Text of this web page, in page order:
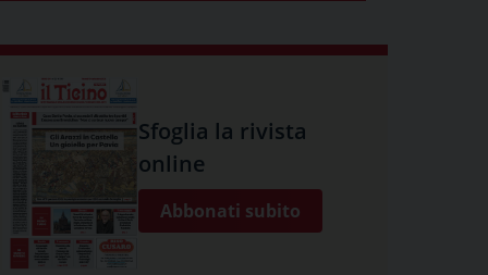
Sfoglia la rivista
online
Abbonati subito